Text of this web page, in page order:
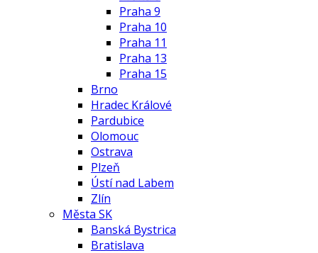
Praha 9
Praha 10
Praha 11
Praha 13
Praha 15
Brno
Hradec Králové
Pardubice
Olomouc
Ostrava
Plzeň
Ústí nad Labem
Zlín
Města SK
Banská Bystrica
Bratislava